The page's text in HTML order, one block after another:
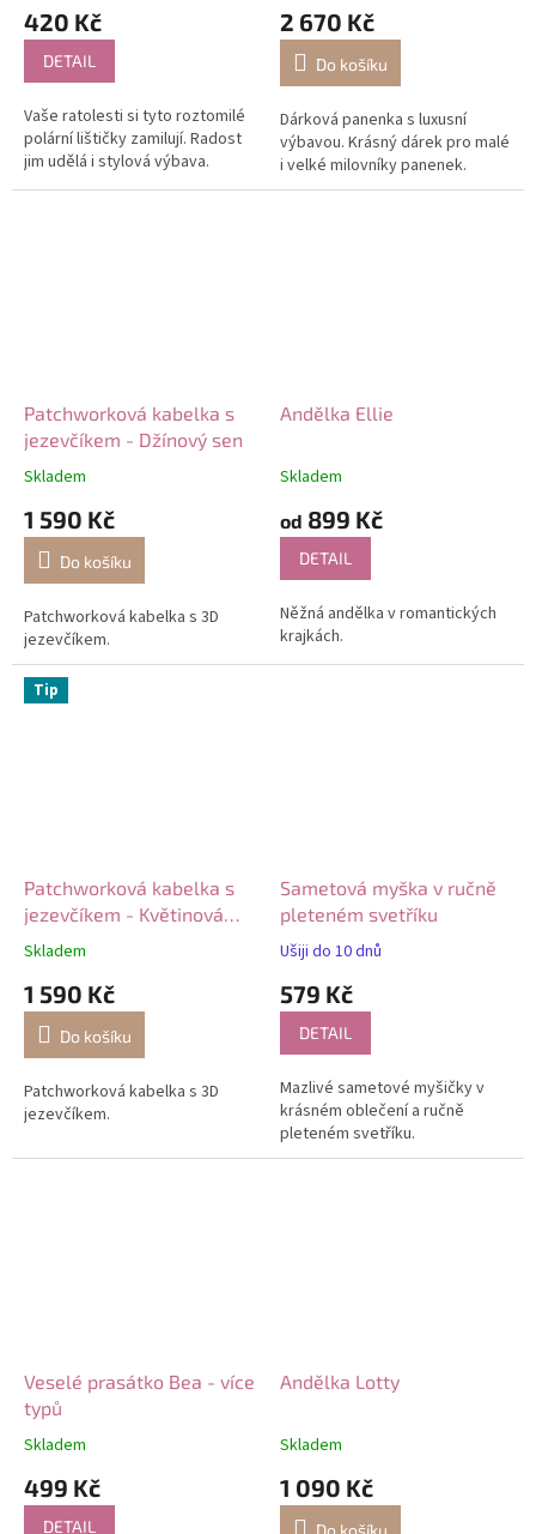
420 Kč
DETAIL
Vaše ratolesti si tyto roztomilé
polární lištičky zamilují. Radost
jim udělá i stylová výbava.
2 670 Kč
Do košíku
Dárková panenka s luxusní
výbavou. Krásný dárek pro malé
i velké milovníky panenek.
Patchworková kabelka s
jezevčíkem - Džínový sen
Skladem
1 590 Kč
Do košíku
Patchworková kabelka s 3D
jezevčíkem.
Andělka Ellie
Skladem
od 899 Kč
DETAIL
Něžná andělka v romantických
krajkách.
Tip
Patchworková kabelka s
jezevčíkem - Květinová
modř
Skladem
1 590 Kč
Do košíku
Patchworková kabelka s 3D
jezevčíkem.
Sametová myška v ručně
pleteném svetříku
Ušiji do 10 dnů
579 Kč
DETAIL
Mazlivé sametové myšičky v
krásném oblečení a ručně
pleteném svetříku.
Veselé prasátko Bea - více
typů
Skladem
499 Kč
DETAIL
Andělka Lotty
Skladem
1 090 Kč
Do košíku